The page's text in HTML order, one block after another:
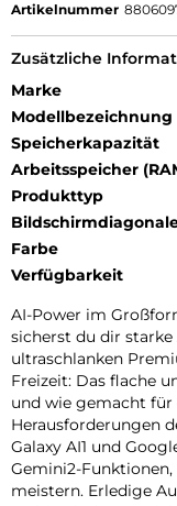
Artikelnummer
Zusätzliche
Marke
Modellbezeichnung
Speicherkapazität
Arbeitsspeicher
Produkttyp
Farbe
Verfügbarkeit
AI-Power im
sicherst du dir
ultraschlanken
Freizeit: Das flache
und wie gemacht für
Herausforderungen
Galaxy AI1 und
Gemini2-
meistern. Erledige